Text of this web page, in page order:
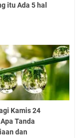
itu Ada 5 hal
Kamis 24
Tanda
dan